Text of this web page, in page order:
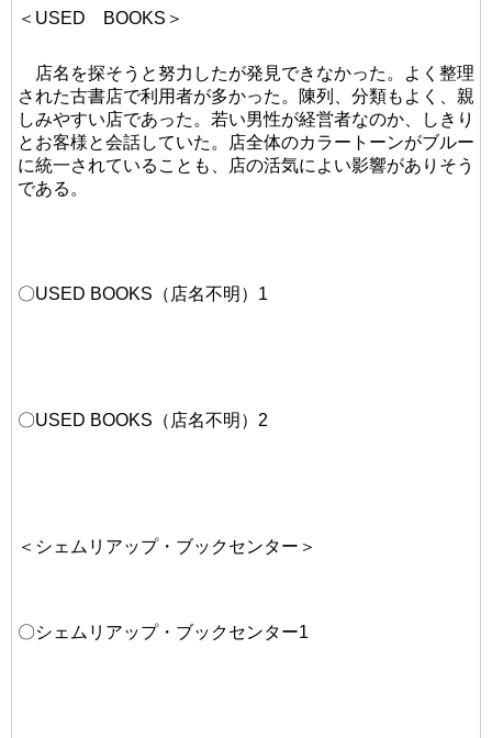
＜USED BOOKS＞
店名を探そうと努力したが発見できなかった。よく整理
された古書店で利用者が多かった。陳列、分類もよく、親
しみやすい店であった。若い男性が経営者なのか、しきり
とお客様と会話していた。店全体のカラートーンがブルー
に統一されていることも、店の活気によい影響がありそう
である。
〇USED BOOKS（店名不明）1
〇USED BOOKS（店名不明）2
＜シェムリアップ・ブックセンター＞
〇シェムリアップ・ブックセンター1